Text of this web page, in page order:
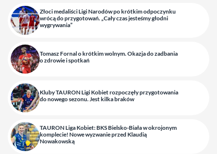
Złoci medaliści Ligi Narodów po krótkim odpoczynku
wrócą do przygotowań. „Cały czas jesteśmy głodni
wygrywania”
Tomasz Fornal o krótkim wolnym. Okazja do zadbania
o zdrowie i spotkań
Kluby TAURON Ligi Kobiet rozpoczęły przygotowania
do nowego sezonu. Jest kilka braków
TAURON Liga Kobiet: BKS Bielsko-Biała w okrojonym
komplecie! Nowe wyzwanie przed Klaudią
Nowakowską